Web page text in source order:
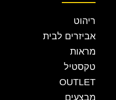
ריהוט
אביזרים לבית
מראות
טקסטיל
OUTLET
מבצעים